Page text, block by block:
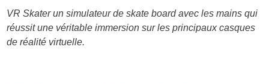
VR Skater un simulateur de skate board avec les mains qui
réussit une véritable immersion sur les principaux casques
de réalité virtuelle.